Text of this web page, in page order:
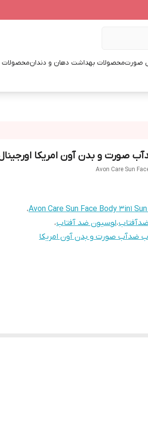
صورتمحصولات بهداشت دهان و دندانمحصولات
صورت و بدن آون امریکا
Avon Care Sun
Avon Care Sun Face Body 3in1،
،لوسیون ضد آفتاب،
ضدآب صورت و بدن آون امریکا